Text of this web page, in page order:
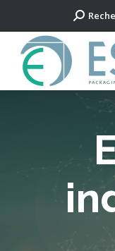
Search: